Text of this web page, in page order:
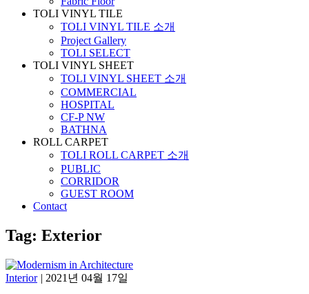
TOLI VINYL TILE
TOLI VINYL TILE 소개
Project Gallery
TOLI SELECT
TOLI VINYL SHEET
TOLI VINYL SHEET 소개
COMMERCIAL
HOSPITAL
CF-P NW
BATHNA
ROLL CARPET
TOLI ROLL CARPET 소개
PUBLIC
CORRIDOR
GUEST ROOM
Contact
Tag: Exterior
Interior | 2021년 04월 17일